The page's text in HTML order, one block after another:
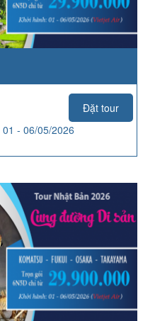
Đặt tour
01 - 06/05/2026